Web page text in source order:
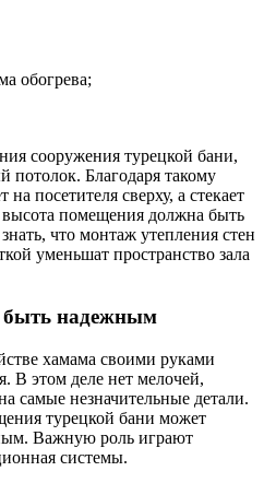
обогрева;
сооружения турецкой бани,
потолок. Благодаря такому
посетителя сверху, а стекает
помещения должна быть
что монтаж утепления стен
уменьшат пространство зала
быть надежным
хамама своими руками
В этом деле нет мелочей,
самые незначительные детали.
турецкой бани может
Важную роль играют
системы.